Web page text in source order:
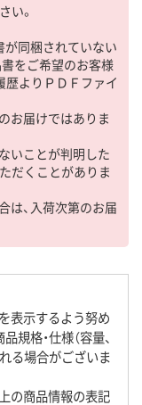
い。
が同梱されていない
をご希望のお客様
歴よりＰＤＦファイ
お届けではありま
いことが判明した
だくことがありま
は、入荷次第のお届
表示するよう努め
規格・仕様（容量、
る場合がございま
の商品情報の表記